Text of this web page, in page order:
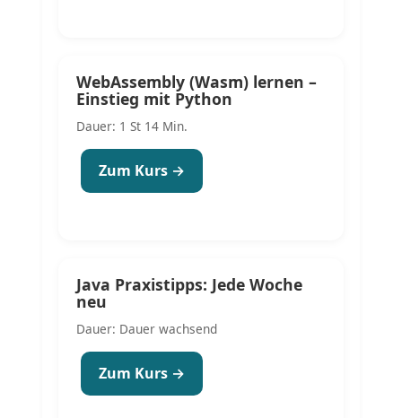
WebAssembly (Wasm) lernen –
Einstieg mit Python
Dauer: 1 St 14 Min.
Zum Kurs →
Java Praxistipps: Jede Woche
neu
Dauer: Dauer wachsend
Zum Kurs →